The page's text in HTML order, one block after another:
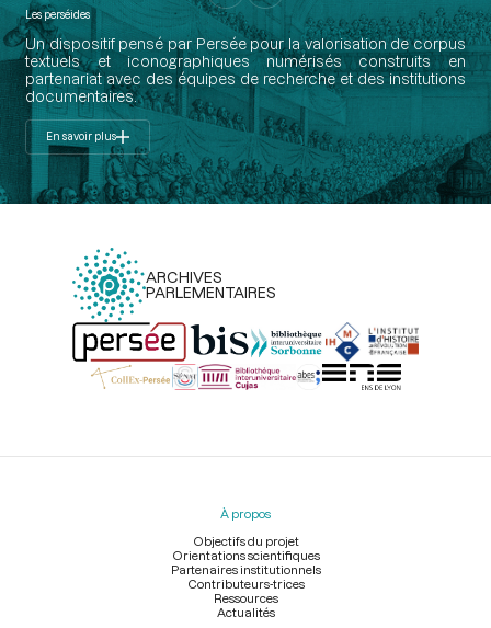
Les perséides
Un dispositif pensé par Persée pour la valorisation de corpus
textuels et iconographiques numérisés construits en
partenariat avec des équipes de recherche et des institutions
documentaires.
En savoir plus
ARCHIVES
PARLEMENTAIRES
Menu
À propos
Objectifs du projet
Orientations scientifiques
Partenaires institutionnels
Contributeurs-trices
Ressources
Actualités